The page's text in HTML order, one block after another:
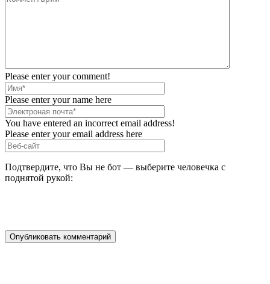
Please enter your comment!
Please enter your name here
You have entered an incorrect email address!
Please enter your email address here
Подтвердите, что Вы не бот — выберите человечка с
поднятой рукой: